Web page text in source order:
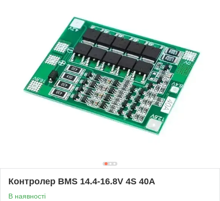
Контролер BMS 14.4-16.8V 4S 40A
В наявності